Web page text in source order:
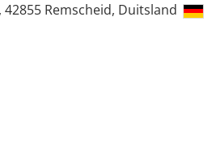
Remscheid, Duitsland